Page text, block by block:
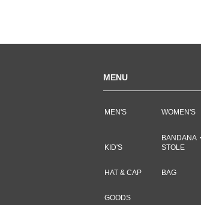
MENU
MEN'S WOMEN'S
KID'S
BANDANA・
STOLE
HAT & CAP BAG
GOODS